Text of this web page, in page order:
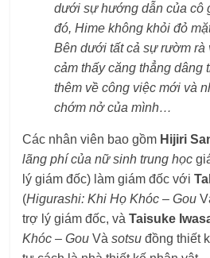
dưới sự hướng dẫn của cô
đó, Hime không khỏi đỏ
Bên dưới tất cả sự rườm rà
cảm thấy căng thẳng dâng
thêm về công việc mới và
chớm nở của mình…
Các nhân viên bao gồm Hijiri
lãng phí của nữ sinh trung học
lý giám đốc) làm giám đốc với
(Higurashi: Khi Họ Khóc – Gou
trợ lý giám đốc, vàTaisuke
Khóc – Gou Vàsotsu đồng thiết